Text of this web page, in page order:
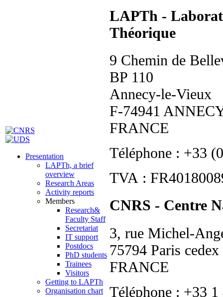
Presentation
LAPTh, a brief
overview
Research Areas
Activity reports
Members
Research&
Faculty Staff
Secretariat
IT support
Postdocs
PhD students
Trainees
Visitors
Getting to LAPTh
Organisation chart
LAPTh -
Théorique
9 Chemin de
BP 110
Annecy-le-Vieux
F-74941
FRANCE
Téléphone : +33
TVA :
CNRS - Centre
3, rue Michel-
75794 Paris cedex
FRANCE
Téléphone : +33